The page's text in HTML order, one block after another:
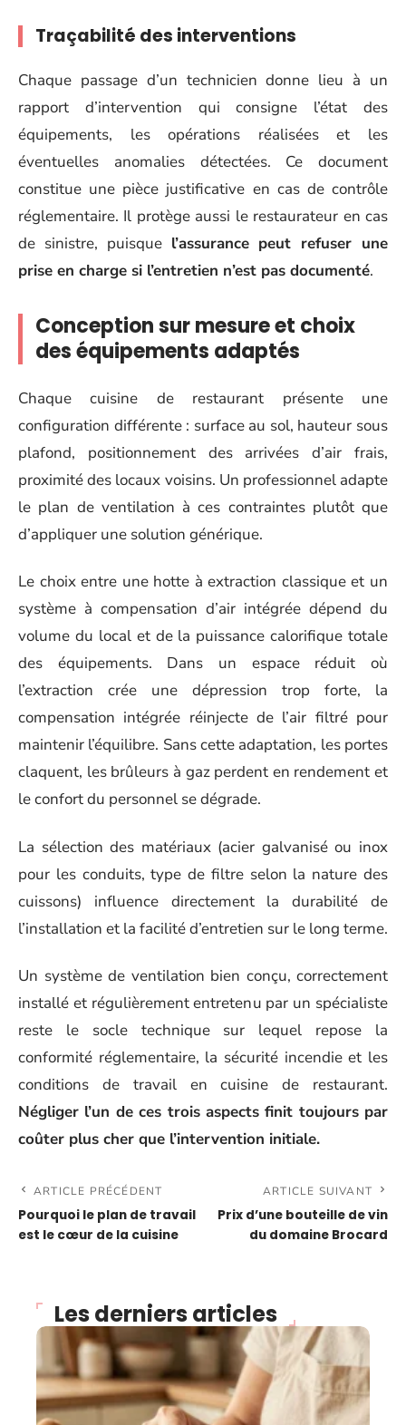
Traçabilité des interventions
Chaque passage d’un technicien donne lieu à un
rapport d’intervention qui consigne l’état des
équipements, les opérations réalisées et les
éventuelles anomalies détectées. Ce document
constitue une pièce justificative en cas de contrôle
réglementaire. Il protège aussi le restaurateur en cas
de sinistre, puisque l’assurance peut refuser une
prise en charge si l’entretien n’est pas documenté.
Conception sur mesure et choix
des équipements adaptés
Chaque cuisine de restaurant présente une
configuration différente : surface au sol, hauteur sous
plafond, positionnement des arrivées d’air frais,
proximité des locaux voisins. Un professionnel adapte
le plan de ventilation à ces contraintes plutôt que
d’appliquer une solution générique.
Le choix entre une hotte à extraction classique et un
système à compensation d’air intégrée dépend du
volume du local et de la puissance calorifique totale
des équipements. Dans un espace réduit où
l’extraction crée une dépression trop forte, la
compensation intégrée réinjecte de l’air filtré pour
maintenir l’équilibre. Sans cette adaptation, les portes
claquent, les brûleurs à gaz perdent en rendement et
le confort du personnel se dégrade.
La sélection des matériaux (acier galvanisé ou inox
pour les conduits, type de filtre selon la nature des
cuissons) influence directement la durabilité de
l’installation et la facilité d’entretien sur le long terme.
Un système de ventilation bien conçu, correctement
installé et régulièrement entretenu par un spécialiste
reste le socle technique sur lequel repose la
conformité réglementaire, la sécurité incendie et les
conditions de travail en cuisine de restaurant.
Négliger l’un de ces trois aspects finit toujours par
coûter plus cher que l’intervention initiale.
ARTICLE PRÉCÉDENT
Pourquoi le plan de travail
est le cœur de la cuisine
ARTICLE SUIVANT
Prix d’une bouteille de vin
du domaine Brocard
Les derniers articles